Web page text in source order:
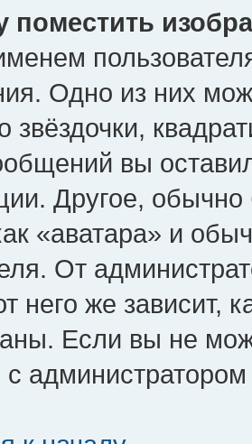
поместить
Одно из них
звёздочки,
вы
Другое,
«аватара» и
От
него же зависит,
Если вы не
с